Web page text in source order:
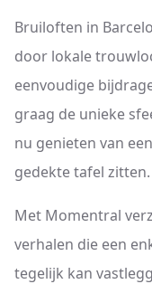
Bruiloften in
door lokale
eenvoudige
graag de unieke
nu genieten van
gedekte tafel zitten.
Met Momentral
verhalen die een
tegelijk kan